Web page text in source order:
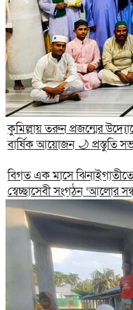
কুমিল্লায় তরুন প্রজন্মের
বার্ষিক আয়োজন 🌙 প্রস্তুতি
বিগত এক মাসে
স্বেচ্ছাসেবী সংগঠন ‘আলোর